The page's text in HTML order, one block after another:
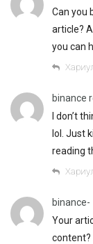
Can you
article?
you can
binance
I don’t
lol. Just
reading
binance-
Your
content?